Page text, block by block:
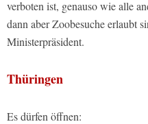
verboten ist, genauso wie alle
dann aber Zoobesuche erlaubt
Ministerpräsident.
Thüringen
Es dürfen öffnen: